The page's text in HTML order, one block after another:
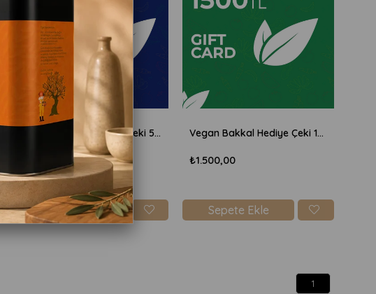
Vegan Bakkal Hediye Çeki 500tl
Sepete Ekle
Vegan Bakkal Hediye Çeki 1500tl
₺1.500,00
Sepete Ekle
1